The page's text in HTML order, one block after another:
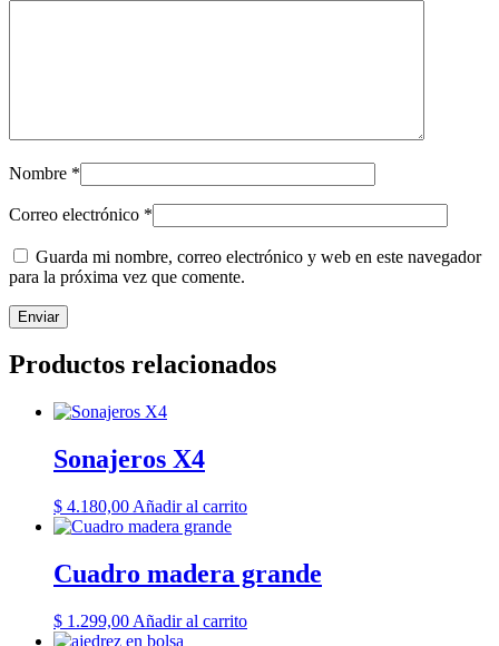
Nombre *
Correo electrónico *
Guarda mi nombre, correo electrónico y web en este navegador
para la próxima vez que comente.
Productos relacionados
Sonajeros X4
$ 4.180,00 Añadir al carrito
Cuadro madera grande
$ 1.299,00 Añadir al carrito